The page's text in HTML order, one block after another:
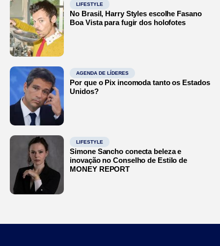
LIFESTYLE
No Brasil, Harry Styles escolhe Fasano
Boa Vista para fugir dos holofotes
AGENDA DE LÍDERES
Por que o Pix incomoda tanto os Estados
Unidos?
LIFESTYLE
Simone Sancho conecta beleza e
inovação no Conselho de Estilo de
MONEY REPORT